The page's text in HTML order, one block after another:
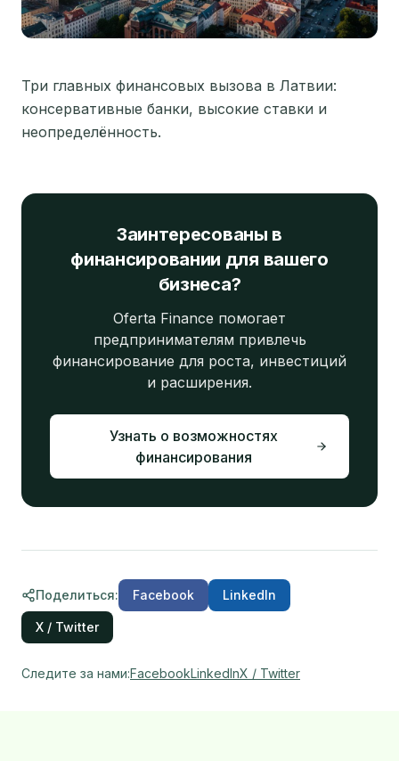
Три главных финансовых вызова в Латвии:
консервативные банки, высокие ставки и
неопределённость.
Заинтересованы в
финансировании для вашего
бизнеса?
Oferta Finance помогает
предпринимателям привлечь
финансирование для роста, инвестиций
и расширения.
Узнать о возможностях
финансирования
Поделиться: Facebook LinkedIn
X / Twitter
Следите за нами:FacebookLinkedInX / Twitter